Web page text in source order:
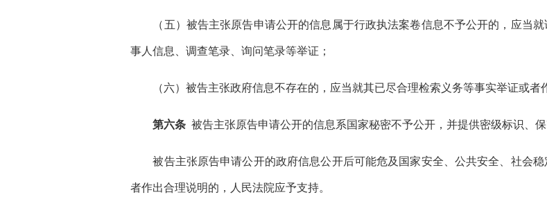
（五）被告主张原告申请公开的信息属于行政执法案卷信息不予公开的，应当就
事人信息、调查笔录、询问笔录等举证；
（六）被告主张政府信息不存在的，应当就其已尽合理检索义务等事实举证或者
第六条 被告主张原告申请公开的信息系国家秘密不予公开，并提供密级标识、
被告主张原告申请公开的政府信息公开后可能危及国家安全、公共安全、社会稳
者作出合理说明的，人民法院应予支持。